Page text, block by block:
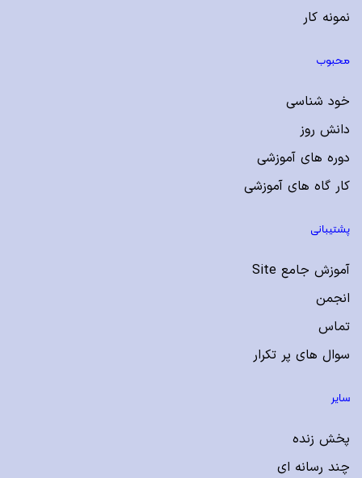
نمونه کار
محبوب
خود شناسی
دانش روز
دوره های آموزشی
کار گاه های آموزشی
پشتیبانی
آموزش جامع Site
انجمن
تماس
سوال های پر تکرار
سایر
پخش زنده
چند رسانه ای